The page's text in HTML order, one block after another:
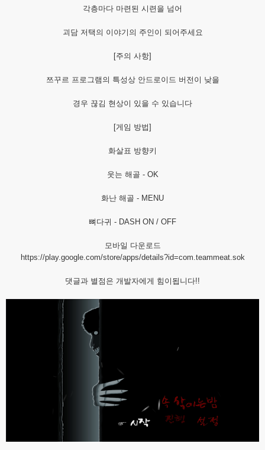
각층마다 마련된 시련을 넘어
괴담 저택의 이야기의 주인이 되어주세요
[주의 사항]
쯔꾸르 프로그램의 특성상 안드로이드 버전이 낮을
경우 끊김 현상이 있을 수 있습니다
[게임 방법]
화살표 방향키
웃는 해골 - OK
화난 해골 - MENU
뼈다귀 - DASH ON / OFF
모바일 다운로드
https://play.google.com/store/apps/details?id=com.teammeat.sok
댓글과 별점은 개발자에게 힘이됩니다!!